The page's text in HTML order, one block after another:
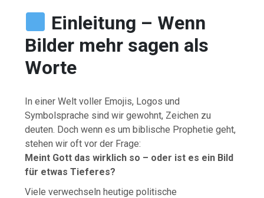
Einleitung – Wenn
Bilder mehr sagen als
Worte
In einer Welt voller Emojis, Logos und
Symbolsprache sind wir gewohnt, Zeichen zu
deuten. Doch wenn es um biblische Prophetie geht,
stehen wir oft vor der Frage:
Meint Gott das wirklich so – oder ist es ein Bild
für etwas Tieferes?
Viele verwechseln heutige politische